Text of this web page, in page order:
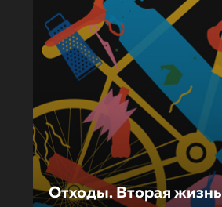
Отходы. Вторая жизнь